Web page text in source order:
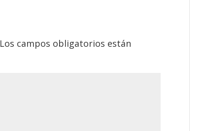
Los campos obligatorios están